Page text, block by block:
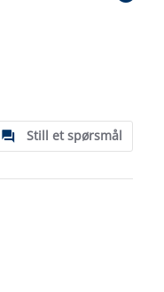
Still et spørsmål